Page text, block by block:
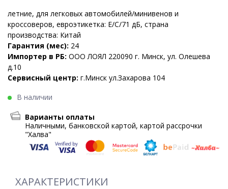
летние, для легковых автомобилей/минивенов и
кроссоверов, евроэтикетка: E/C/71 дБ, страна
производства: Китай
Гарантия (мес): 24
Импортер в РБ: ООО ЛОЯЛ 220090 г. Минск, ул. Олешева
д.10
Сервисный центр: г.Минск ул.Захарова 104
В наличии
Варианты оплаты
Наличными, банковской картой, картой рассрочки
"Халва"
ХАРАКТЕРИСТИКИ